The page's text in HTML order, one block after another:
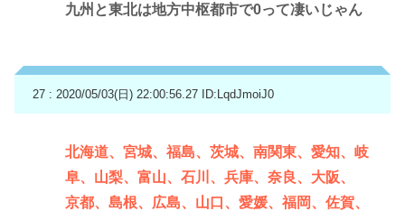
九州と東北は地方中枢都市で0って凄いじゃん
27 : 2020/05/03(日) 22:00:56.27 ID:LqdJmoiJ0
北海道、宮城、福島、茨城、南関東、愛知、岐
阜、山梨、富山、石川、兵庫、奈良、大阪、
京都、島根、広島、山口、愛媛、福岡、佐賀、